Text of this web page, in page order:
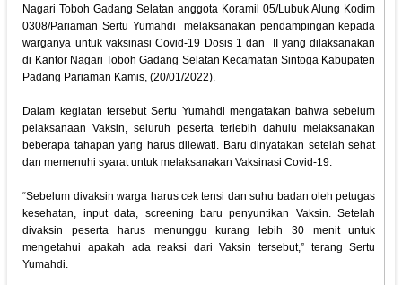
Nagari Toboh Gadang Selatan anggota Koramil 05/Lubuk Alung Kodim
0308/Pariaman Sertu Yumahdi melaksanakan pendampingan kepada
warganya untuk vaksinasi Covid-19 Dosis 1 dan II yang dilaksanakan
di Kantor Nagari Toboh Gadang Selatan Kecamatan Sintoga Kabupaten
Padang Pariaman Kamis, (20/01/2022).
Dalam kegiatan tersebut Sertu Yumahdi mengatakan bahwa sebelum
pelaksanaan Vaksin, seluruh peserta terlebih dahulu melaksanakan
beberapa tahapan yang harus dilewati. Baru dinyatakan setelah sehat
dan memenuhi syarat untuk melaksanakan Vaksinasi Covid-19.
“Sebelum divaksin warga harus cek tensi dan suhu badan oleh petugas
kesehatan, input data, screening baru penyuntikan Vaksin. Setelah
divaksin peserta harus menunggu kurang lebih 30 menit untuk
mengetahui apakah ada reaksi dari Vaksin tersebut,” terang Sertu
Yumahdi.